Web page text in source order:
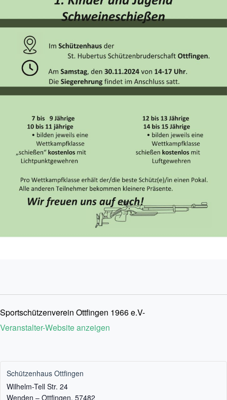
Sportschützenverein Ottfingen 1966 e.V-
Veranstalter-Website anzeigen
Schützenhaus Ottfingen
Wilhelm-Tell Str. 24
Wenden – Ottfingen, 57482